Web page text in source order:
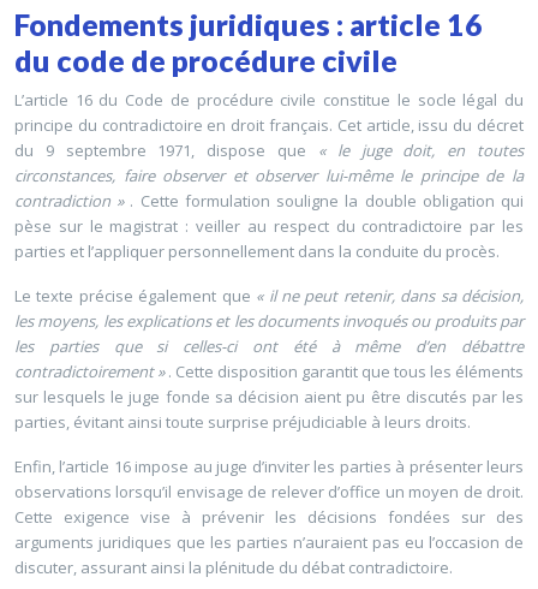
Fondements juridiques : article 16
du code de procédure civile
L’article 16 du Code de procédure civile constitue le socle légal du
principe du contradictoire en droit français. Cet article, issu du décret
du 9 septembre 1971, dispose que « le juge doit, en toutes
circonstances, faire observer et observer lui-même le principe de la
contradiction » . Cette formulation souligne la double obligation qui
pèse sur le magistrat : veiller au respect du contradictoire par les
parties et l’appliquer personnellement dans la conduite du procès.
Le texte précise également que « il ne peut retenir, dans sa décision,
les moyens, les explications et les documents invoqués ou produits par
les parties que si celles-ci ont été à même d’en débattre
contradictoirement ». Cette disposition garantit que tous les éléments
sur lesquels le juge fonde sa décision aient pu être discutés par les
parties, évitant ainsi toute surprise préjudiciable à leurs droits.
Enfin, l’article 16 impose au juge d’inviter les parties à présenter leurs
observations lorsqu’il envisage de relever d’office un moyen de droit.
Cette exigence vise à prévenir les décisions fondées sur des
arguments juridiques que les parties n’auraient pas eu l’occasion de
discuter, assurant ainsi la plénitude du débat contradictoire.